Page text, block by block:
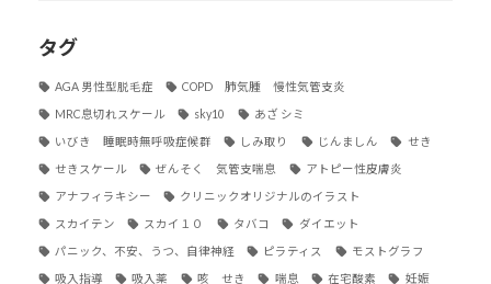
タグ
AGA 男性型脱毛症 COPD 肺気腫 慢性気管支炎
MRC息切れスケール sky10 あざ シミ
いびき 睡眠時無呼吸症候群 しみ取り じんましん せき
せきスケール ぜんそく 気管支喘息 アトピー性皮膚炎
アナフィラキシー クリニックオリジナルのイラスト
スカイテン スカイ１０ タバコ ダイエット
パニック、不安、うつ、自律神経 ピラティス モストグラフ
吸入指導 吸入薬 咳 せき 喘息 在宅酸素 妊娠